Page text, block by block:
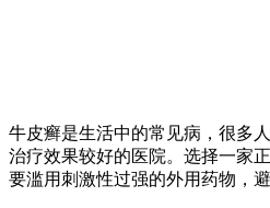
牛皮癣是生活中的常见病，很多
治疗效果较好的医院。选择一家
要滥用刺激性过强的外用药物，